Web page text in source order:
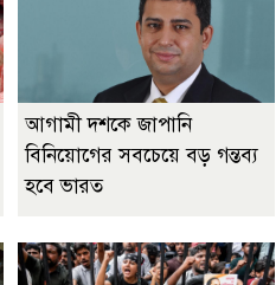
আগামী দশকে জাপানি
বিনিয়োগের সবচেয়ে বড় গন্তব্য
হবে ভারত